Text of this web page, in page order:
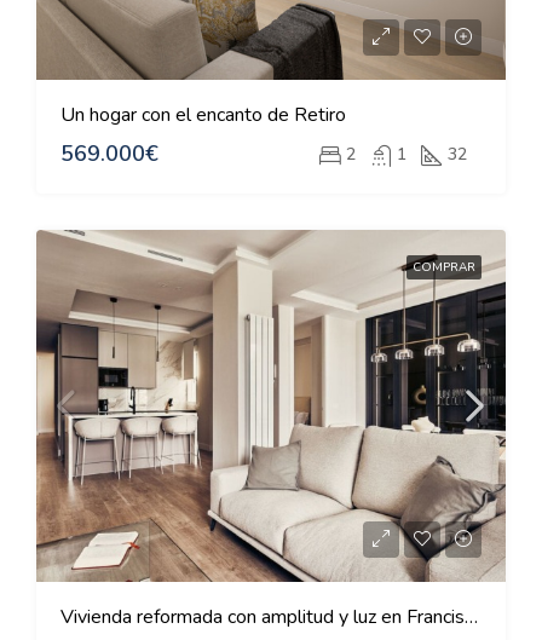
Un hogar con el encanto de Retiro
569.000€ 2 1 32
COMPRAR
Vivienda reformada con amplitud y luz en Francisco Silvela